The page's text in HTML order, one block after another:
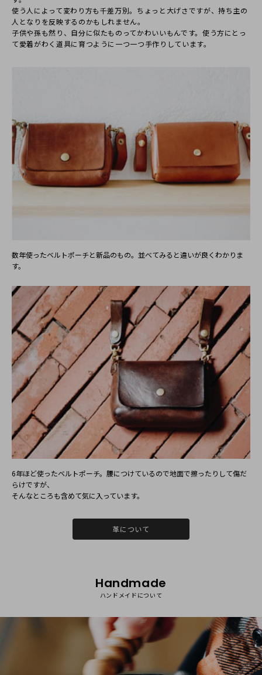
使う⼈によって変わり⽅も千差万別。ちょっと⼤げさですが、持ち主の
⼈となりを反映するのかもしれません。
⼦供や孫も然り、⾃分に似たものってかわいいもんです。使う⽅にとっ
て愛着がわく道具に育つように⼀つ⼀つ⼿作りしています。
数年使ったベルトポーチと新品のもの。並べてみると違いが良くわかりま
す。
6年ほど使ったベルトポーチ。腰につけているので地⾯で擦ったりして傷だ
らけですが、
そんなところも含めて気に⼊っています。
革について
Handmade
ハンドメイドについて